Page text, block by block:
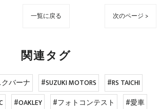
一覧に戻る 次のページ >
関連タグ
バーナ #SUZUKI MOTORS
#RS TAICHI
#OAKLEY #フォトコンテスト
#愛車